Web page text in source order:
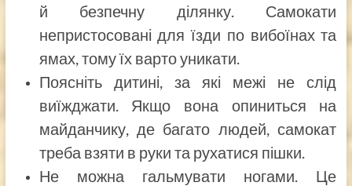
й безпечну ділянку. Самокати
непристосовані для їзди по вибоїнах та
ямах, тому їх варто уникати.
Поясніть дитині, за які межі не слід
виїжджати. Якщо вона опиниться на
майданчику, де багато людей, самокат
треба взяти в руки та рухатися пішки.
Не можна гальмувати ногами. Це